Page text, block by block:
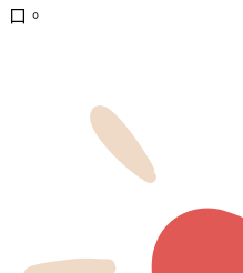
口。